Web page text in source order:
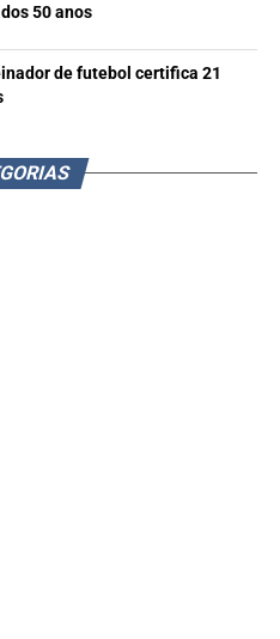
50 anos
de futebol certifica 21